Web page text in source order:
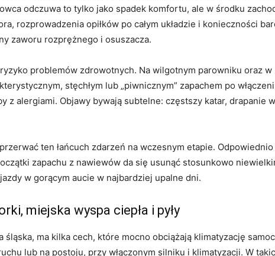
odczuwa to tylko jako spadek komfortu, ale w środku
rozprowadzenia opiłków po całym układzie i konieczności
zaworu rozprężnego i osuszacza.
problemów zdrowotnych. Na wilgotnym parowniku oraz
stęchłym lub „piwnicznym” zapachem po
z alergiami. Objawy bywają subtelne: częstszy katar, drapanie
ten łańcuch zdarzeń na wczesnym etapie.
zapachu z nawiewów da się usunąć stosunkowo
w gorącym aucie w najbardziej upalne dni.
miejska wyspa ciepła i pyły
śląska, ma kilka cech, które mocno obciążają klimatyzację
lub na postoju, przy włączonym silniku i klimatyzacji. W